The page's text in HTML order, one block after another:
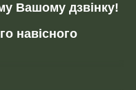
Вашому дзвінку!
навісного